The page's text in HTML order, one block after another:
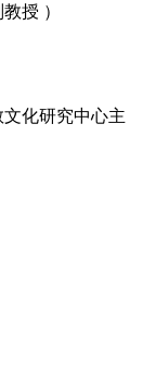
授 ）
化研究中心主